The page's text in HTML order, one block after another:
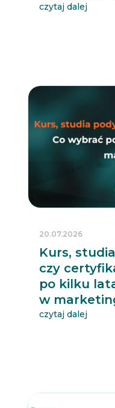
czytaj dalej
Kurs,
czy
po kilku
w
20.07.2026
czytaj dalej